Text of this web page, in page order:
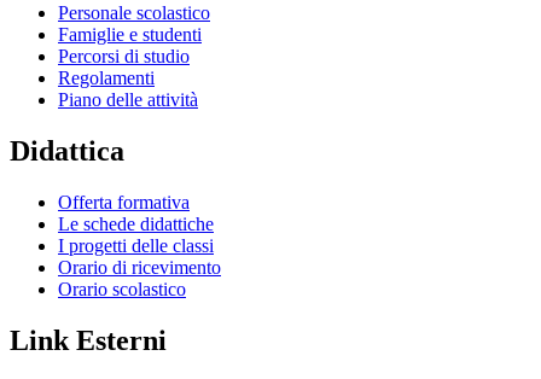
Personale scolastico
Famiglie e studenti
Percorsi di studio
Regolamenti
Piano delle attività
Didattica
Offerta formativa
Le schede didattiche
I progetti delle classi
Orario di ricevimento
Orario scolastico
Link Esterni